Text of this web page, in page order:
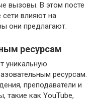
вызовы. В этом посте
влияют на
они предлагают.
ресурсам
уникальную
ресурсам.
преподаватели и
такие как YouTube,